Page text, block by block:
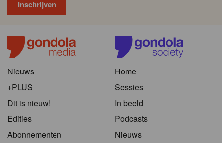
Nieuws
+PLUS
Dit is nieuw!
Edities
Abonnementen
Home
Sessies
In beeld
Podcasts
Nieuws